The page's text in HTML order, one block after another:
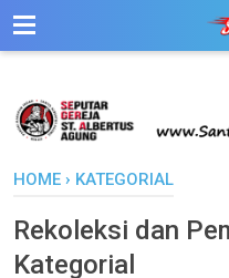
HOME › KATEGORIAL
Rekoleksi dan
Kategorial